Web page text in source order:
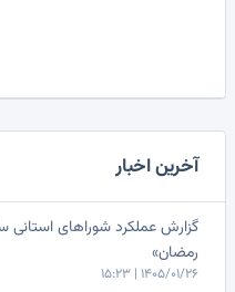
آخرین اخبار
گزارش عملکرد شوراهای
رمضان»
1405/01/26 | 15:23